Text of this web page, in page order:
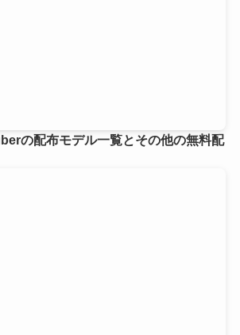
の配布モデル一覧とその他の無料配